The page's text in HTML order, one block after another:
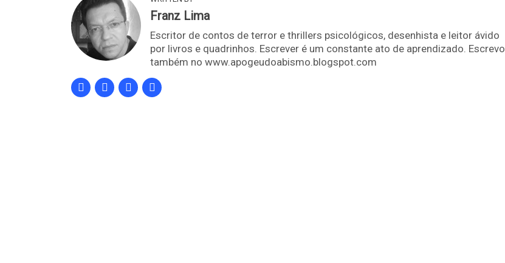
Franz Lima
Escritor de contos de terror e thrillers psicológicos, desenhista e leitor ávido
por livros e quadrinhos. Escrever é um constante ato de aprendizado. Escrevo
também no www.apogeudoabismo.blogspot.com